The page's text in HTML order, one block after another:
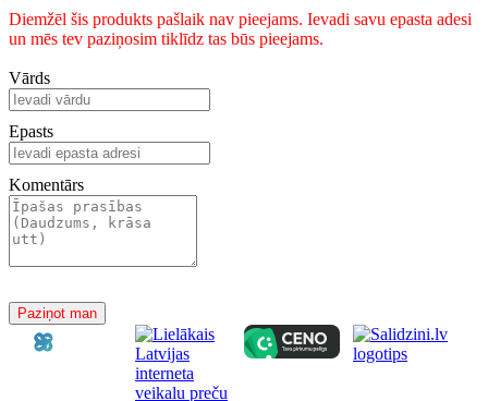
Diemžēl šis produkts pašlaik nav pieejams. Ievadi savu epasta adesi
un mēs tev paziņosim tiklīdz tas būs pieejams.
Vārds
Epasts
Komentārs
Paziņot man